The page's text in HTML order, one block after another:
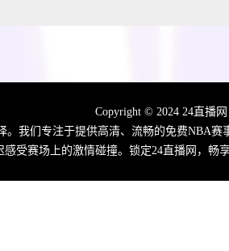
Copyright © 2024 24直播
。我们专注于提供高清、流畅的免费NBA
感受赛场上的激情碰撞。锁定24直播网，畅